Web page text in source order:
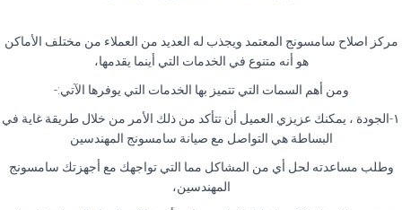
مركز اصلاح سامسونج المعتمد ويجذب له العديد من العملاء من مختلف الأماكن
هو أنه متنوع في الخدمات التي أينما يقدمها،
ومن أهم السمات التي تتميز بها الخدمات التي يوفرها الآتي:-
١-الجودة ، يمكنك عزيزي العميل أن تتأكد من ذلك الأمر من خلال طريقة غاية في
البساطة هي التواصل مع صيانة سامسونج المهندسين
وطلب مساعدته لحل أي من المشاكل مما التي تواجهك مع أجهزتك سامسونج
المهندسين،